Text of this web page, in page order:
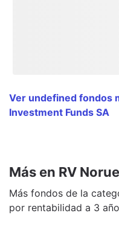
Ver undefined fondos
Investment Funds SA
Más en RV
Más fondos de la
por rentabilidad a 3